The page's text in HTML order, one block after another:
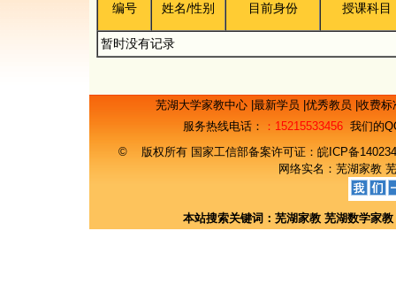
编号 姓名/性别 目前身份 授课科目
暂时没有记录
芜湖大学家教中心 最新学员 优秀教员 收费
服务热线电话：
：15215533456 我们的
© 版权所有 国家工信部备案许可证： 皖ICP备
网络实名： 芜湖家教
本站搜索关键词： 芜湖家教 芜湖数学家教